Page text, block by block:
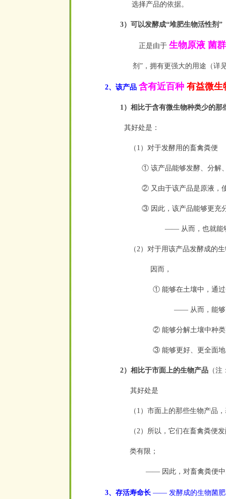
选择产品的依据。
3）可以发酵成“堆肥生物活性剂”
正是由于 生物原液 菌
剂”，拥有更强大的用途（详
2、该产品 含有近百种 有益微生
1）相比于含有微生物种类少的那
其好处是：
（1）对于发酵用的畜禽粪便
① 该产品能够发酵、分解、
② 又由于该产品是原液，使
③ 因此，该产品能够更充分
—— 从而，也就能
（2）对于用该产品发酵成
因而，
① 能够在土壤中，通
—— 从而，能够
② 能够分解土壤中种
③ 能够更好、更全面
2）相比于市面上的生物产品 （
其好处是
（1）市面上的那些生物产品
（2）所以，它们在畜禽粪便
类有限；
—— 因此，对畜禽粪便中的
3、存活寿命长 —— 发酵成的生物菌肥